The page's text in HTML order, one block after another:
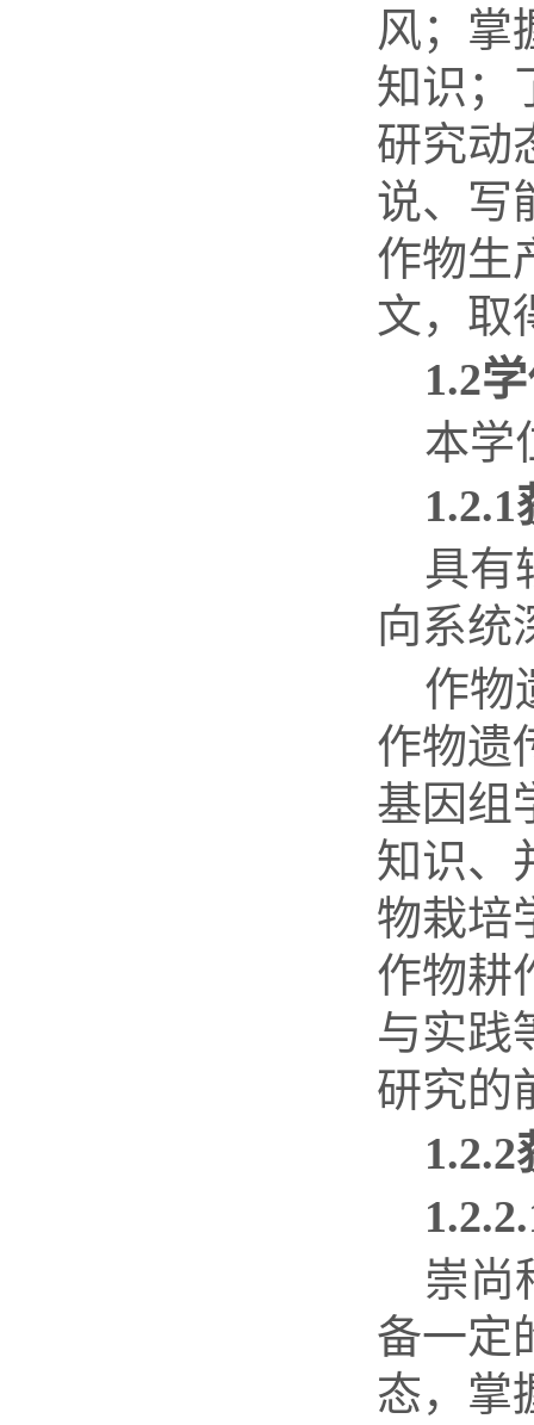
风；掌
知识；
研究动
说、写
作物生
文，取
1.2
本学
1.2.1
具有
向系统
作物
作物遗
基因组
知识、
物栽培
作物耕
与实践
研究的
1.2.2
崇尚
备一定
态，掌